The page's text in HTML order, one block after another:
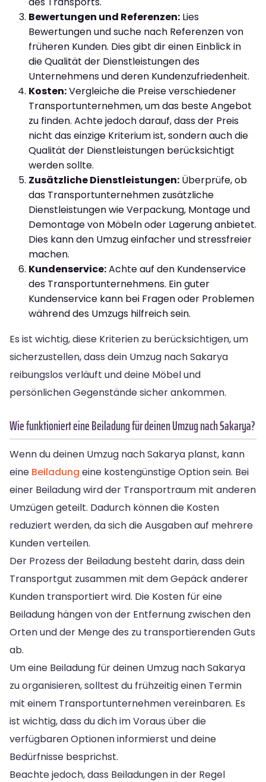
Bewertungen und Referenzen: Lies
Bewertungen und suche nach Referenzen von
früheren Kunden. Dies gibt dir einen Einblick in
die Qualität der Dienstleistungen des
Unternehmens und deren Kundenzufriedenheit.
Kosten:Vergleiche die Preise verschiedener
Transportunternehmen, um das beste Angebot
zu finden. Achte jedoch darauf, dass der Preis
nicht das einzige Kriterium ist, sondern auch die
Qualität der Dienstleistungen berücksichtigt
werden sollte.
Zusätzliche Dienstleistungen: Überprüfe, ob
das Transportunternehmen zusätzliche
Dienstleistungen wie Verpackung, Montage und
Demontage von Möbeln oder Lagerung anbietet.
Dies kann den Umzug einfacher und stressfreier
machen.
Kundenservice:Achte auf den Kundenservice
des Transportunternehmens. Ein guter
Kundenservice kann bei Fragen oder Problemen
während des Umzugs hilfreich sein.
Es ist wichtig, diese Kriterien zu berücksichtigen, um
sicherzustellen, dass dein Umzug nach Sakarya
reibungslos verläuft und deine Möbel und
persönlichen Gegenstände sicher ankommen.
Wie funktioniert eine Beiladung für deinen Umzug nach Sakarya?
Wenn du deinen Umzug nach Sakarya planst, kann
eine Beiladung eine kostengünstige Option sein. Bei
einer Beiladung wird der Transportraum mit anderen
Umzügen geteilt. Dadurch können die Kosten
reduziert werden, da sich die Ausgaben auf mehrere
Kunden verteilen.
Der Prozess der Beiladung besteht darin, dass dein
Transportgut zusammen mit dem Gepäck anderer
Kunden transportiert wird. Die Kosten für eine
Beiladung hängen von der Entfernung zwischen den
Orten und der Menge des zu transportierenden Guts
ab.
Um eine Beiladung für deinen Umzug nach Sakarya
zu organisieren, solltest du frühzeitig einen Termin
mit einem Transportunternehmen vereinbaren. Es
ist wichtig, dass du dich im Voraus über die
verfügbaren Optionen informierst und deine
Bedürfnisse besprichst.
Beachte jedoch, dass Beiladungen in der Regel